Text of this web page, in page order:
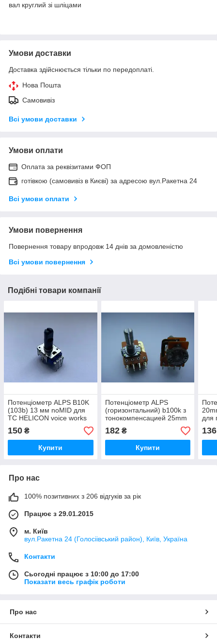
вал круглий зі шліцами
Умови доставки
Доставка здійснюється тільки по передоплаті.
Нова Пошта
Самовивіз
Всі умови доставки
Умови оплати
Оплата за реквізитами ФОП
готівкою (самовивіз в Києві) за адресою вул.Ракетна 24
Всі умови оплати
Умови повернення
Повернення товару впродовж 14 днів за домовленістю
Всі умови повернення
Подібні товари компанії
Потенціометр ALPS B10K
(103b) 13 мм noMID для
TC HELICON voice works
plus, Yamaha psr-s670,
ZOOM UAC2
150 ₴
Купити
Потенціометр ALPS
(горизонтальний) b100k з
тонокомпенсацией 25mm
для пультів,
182₴
Купити
для
136
Про нас
100% позитивних з 206 відгуків за рік
Працює з 29.01.2015
м. Київ
вул.Ракетна 24 (Голосіівський район), Київ, Україна
Контакти
Сьогодні працює з 10:00 до 17:00
Показати весь графік роботи
Про нас
Контакти